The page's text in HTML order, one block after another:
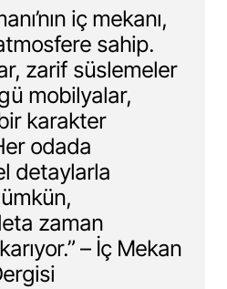
iç mekanı,
sahip.
zarif süslemeler
mobilyalar,
karakter
odada
detaylarla
zaman
– İç Mekan